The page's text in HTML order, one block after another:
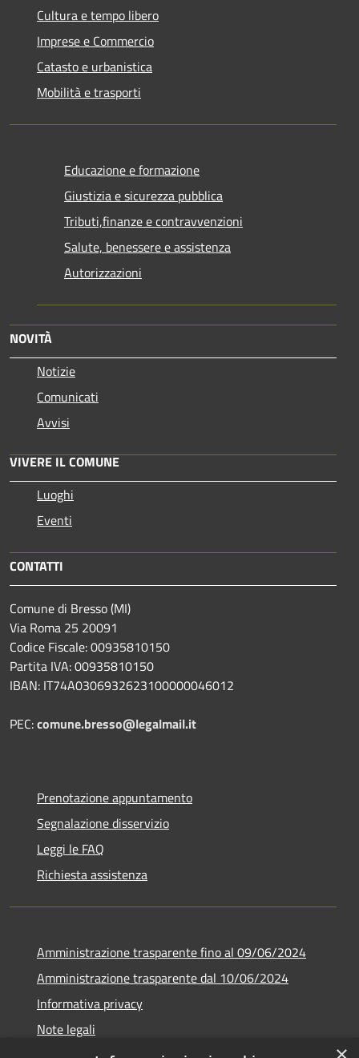
Cultura e tempo libero
Imprese e Commercio
Catasto e urbanistica
Mobilità e trasporti
Educazione e formazione
Giustizia e sicurezza pubblica
Tributi,finanze e contravvenzioni
Salute, benessere e assistenza
Autorizzazioni
NOVITÀ
Notizie
Comunicati
Avvisi
VIVERE IL COMUNE
Luoghi
Eventi
CONTATTI
Comune di Bresso (MI)
Via Roma 25 20091
Codice Fiscale: 00935810150
Partita IVA: 00935810150
IBAN: IT74A0306932623100000046012
PEC:comune.bresso@legalmail.it
Prenotazione appuntamento
Segnalazione disservizio
Leggi le FAQ
Richiesta assistenza
Amministrazione trasparente fino al 09/06/2024
Amministrazione trasparente dal 10/06/2024
Informativa privacy
Note legali